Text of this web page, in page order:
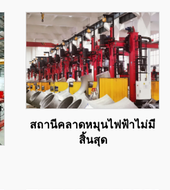
สถานีคลาดหมุนไฟฟ้าไม่มี
สิ้นสุด